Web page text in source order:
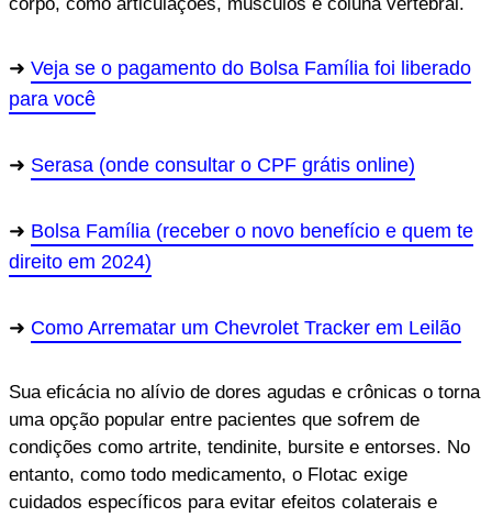
Veja se o pagamento do Bolsa Família foi liberado
para você
Serasa (onde consultar o CPF grátis online)
Bolsa Família (receber o novo benefício e quem te
direito em 2024)
Como Arrematar um Chevrolet Tracker em Leilão
Sua eficácia no alívio de dores agudas e crônicas o torna
uma opção popular entre pacientes que sofrem de
condições como artrite, tendinite, bursite e entorses. No
entanto, como todo medicamento, o Flotac exige
cuidados específicos para evitar efeitos colaterais e